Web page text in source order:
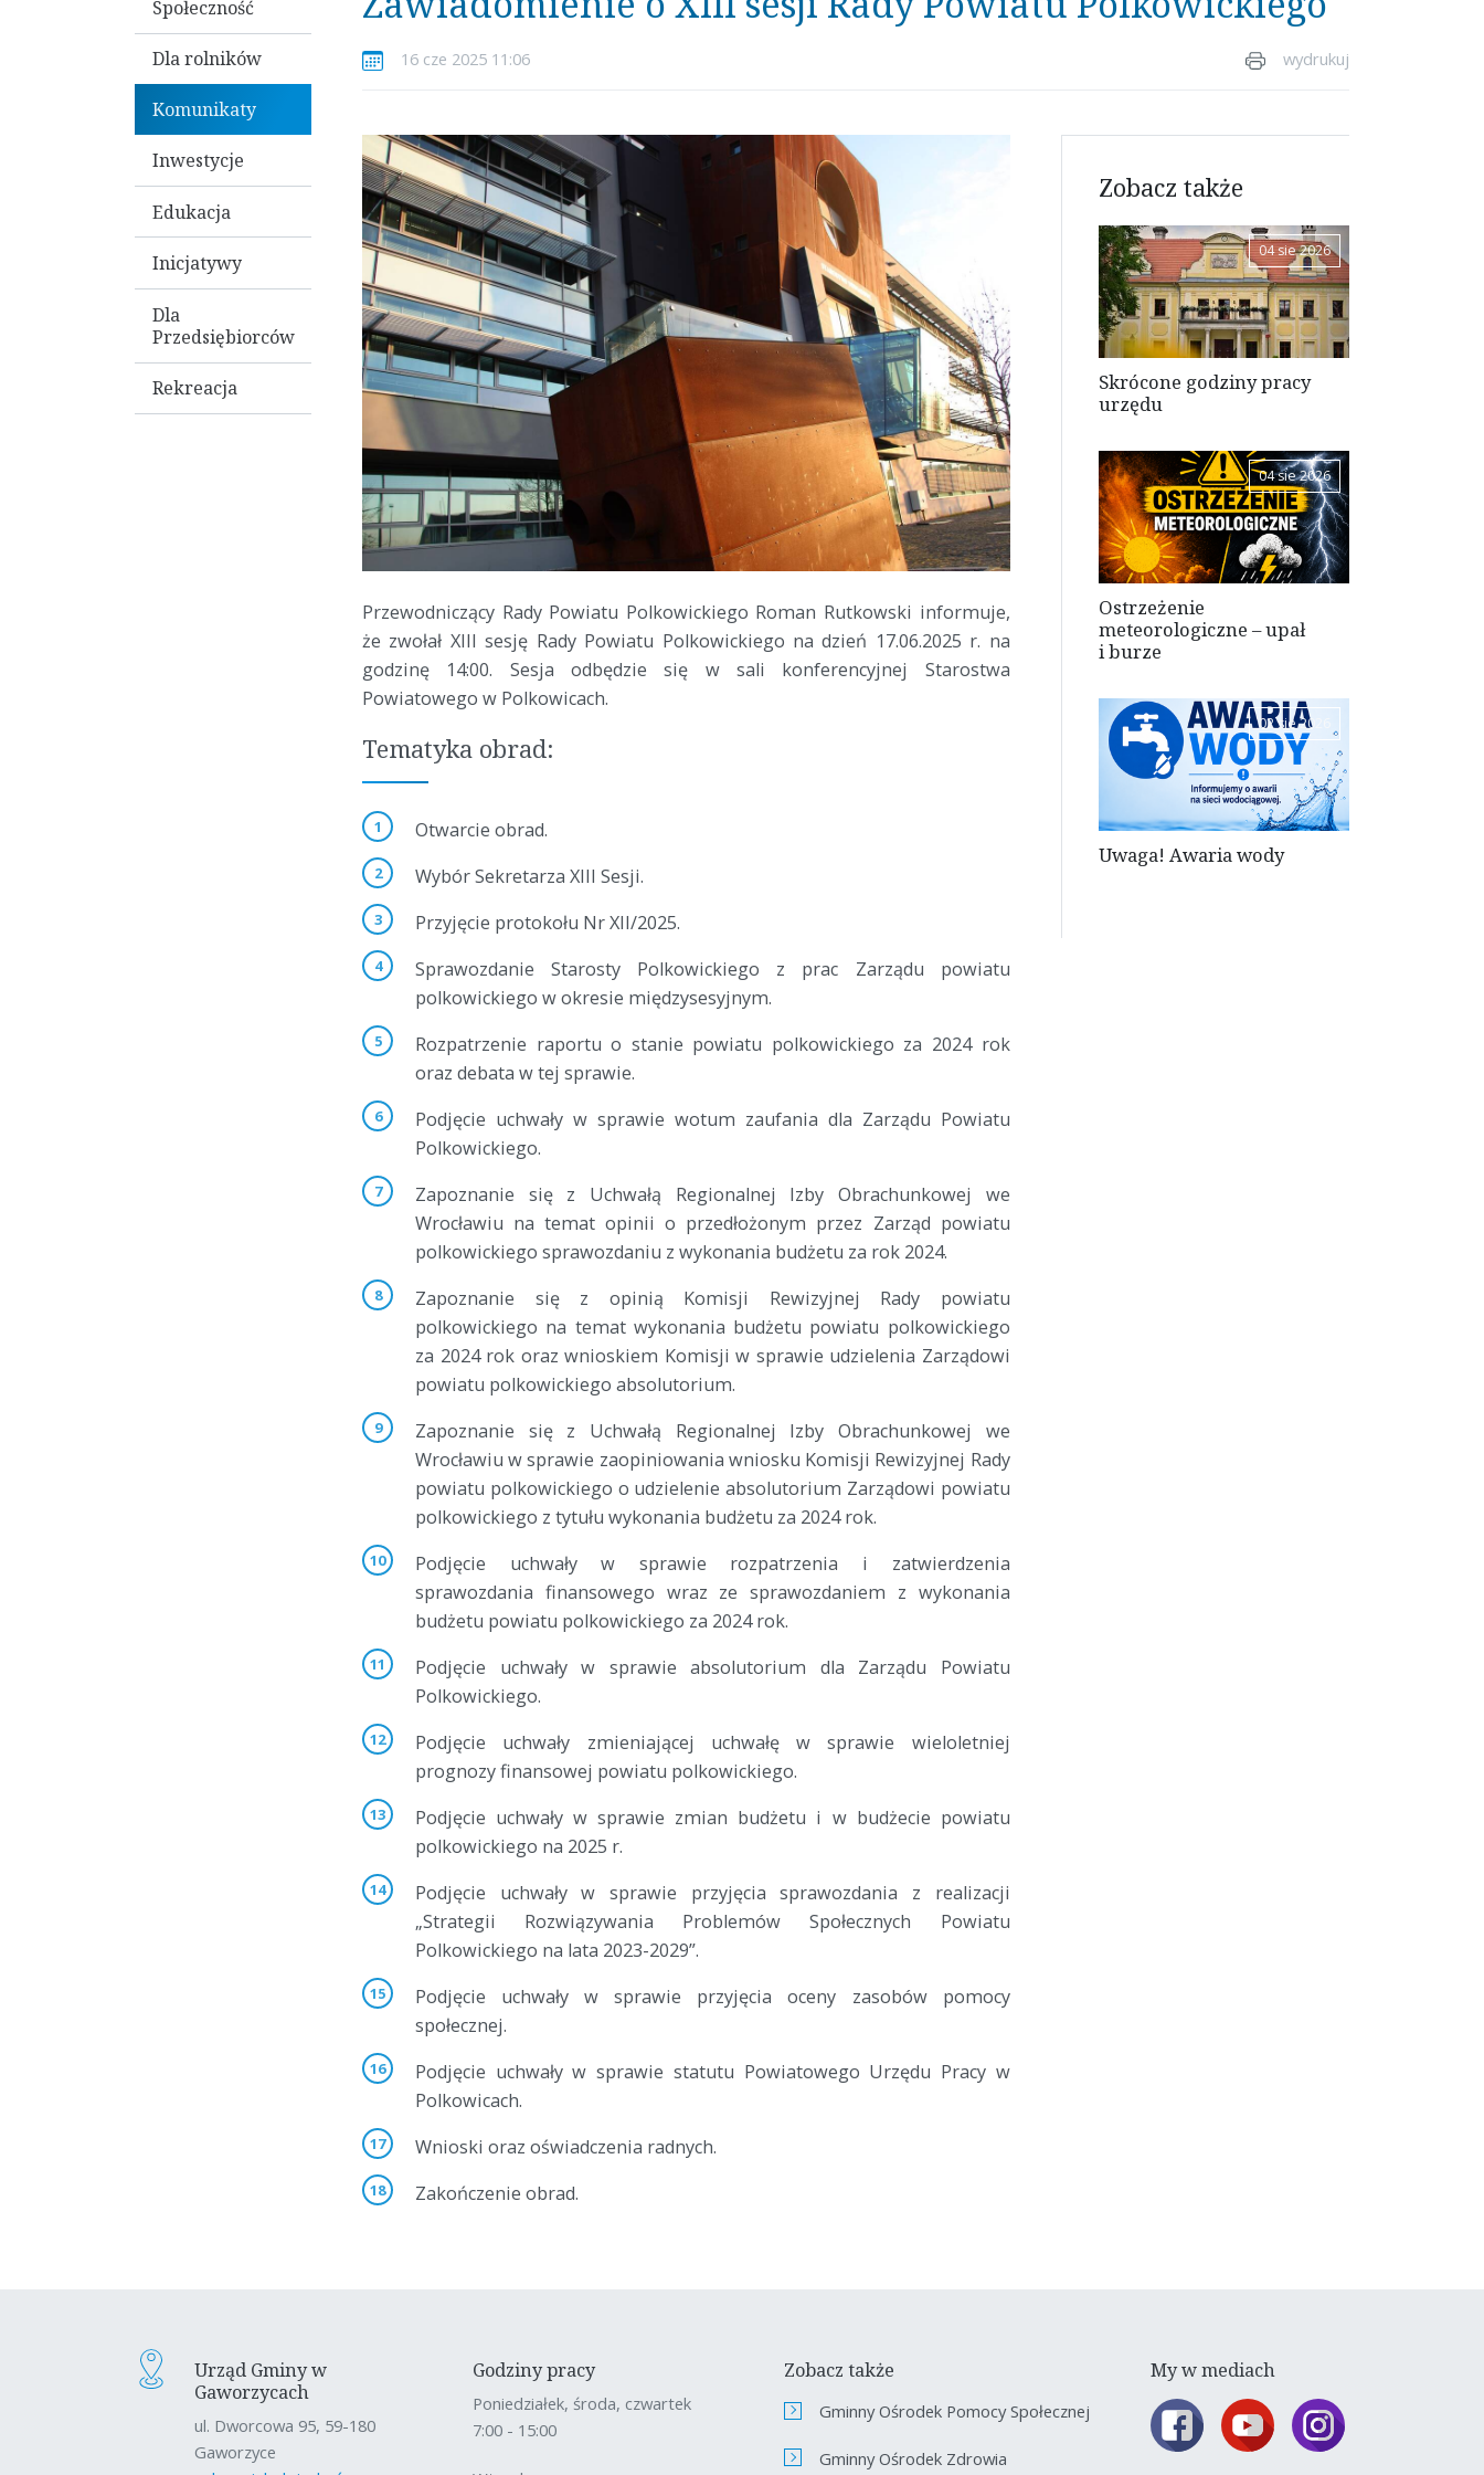
Społeczność
Dla rolników
Komunikaty
Inwestycje
Edukacja
Inicjatywy
Dla
Przedsiębiorców
Rekreacja
16 cze 2025 11:06 wydrukuj
Przewodniczący Rady Powiatu Polkowickiego Roman Rutkowski informuje,
że zwołał XIII sesję Rady Powiatu Polkowickiego na dzień 17.06.2025 r. na
godzinę 14:00. Sesja odbędzie się w sali konferencyjnej Starostwa
Powiatowego w Polkowicach.
Tematyka obrad:
Otwarcie obrad.
Wybór Sekretarza XIII Sesji.
Przyjęcie protokołu Nr XII/2025.
Sprawozdanie Starosty Polkowickiego z prac Zarządu powiatu
polkowickiego w okresie międzysesyjnym.
Rozpatrzenie raportu o stanie powiatu polkowickiego za 2024 rok
oraz debata w tej sprawie.
Podjęcie uchwały w sprawie wotum zaufania dla Zarządu Powiatu
Polkowickiego.
Zapoznanie się z Uchwałą Regionalnej Izby Obrachunkowej we
Wrocławiu na temat opinii o przedłożonym przez Zarząd powiatu
polkowickiego sprawozdaniu z wykonania budżetu za rok 2024.
Zapoznanie się z opinią Komisji Rewizyjnej Rady powiatu
polkowickiego na temat wykonania budżetu powiatu polkowickiego
za 2024 rok oraz wnioskiem Komisji w sprawie udzielenia Zarządowi
powiatu polkowickiego absolutorium.
Zapoznanie się z Uchwałą Regionalnej Izby Obrachunkowej we
Wrocławiu w sprawie zaopiniowania wniosku Komisji Rewizyjnej Rady
powiatu polkowickiego o udzielenie absolutorium Zarządowi powiatu
polkowickiego z tytułu wykonania budżetu za 2024 rok.
Podjęcie uchwały w sprawie rozpatrzenia i zatwierdzenia
sprawozdania finansowego wraz ze sprawozdaniem z wykonania
budżetu powiatu polkowickiego za 2024 rok.
Podjęcie uchwały w sprawie absolutorium dla Zarządu Powiatu
Polkowickiego.
Podjęcie uchwały zmieniającej uchwałę w sprawie wieloletniej
prognozy finansowej powiatu polkowickiego.
Podjęcie uchwały w sprawie zmian budżetu i w budżecie powiatu
polkowickiego na 2025 r.
Podjęcie uchwały w sprawie przyjęcia sprawozdania z realizacji
„Strategii Rozwiązywania Problemów Społecznych Powiatu
Polkowickiego na lata 2023-2029”.
Podjęcie uchwały w sprawie przyjęcia oceny zasobów pomocy
społecznej.
Podjęcie uchwały w sprawie statutu Powiatowego Urzędu Pracy w
Polkowicach.
Wnioski oraz oświadczenia radnych.
Zakończenie obrad.
Zobacz także
04 sie 2026
Skrócone godziny pracy
urzędu
04 sie 2026
Ostrzeżenie
meteorologiczne – upał
i burze
02 sie 2026
Uwaga! Awaria wody
Urząd Gminy w
Gaworzycach
ul. Dworcowa 95, 59-180
Gaworzyce
Godziny pracy
Poniedziałek, środa, czwartek
7:00 - 15:00
Zobacz także
Gminny Ośrodek Pomocy Społecznej
Gminny Ośrodek Zdrowia
My w mediach